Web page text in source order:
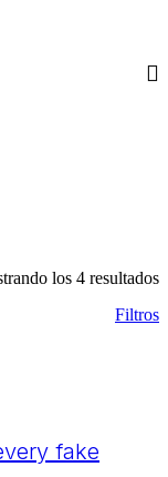
los 4 resultados
Filtros
fake